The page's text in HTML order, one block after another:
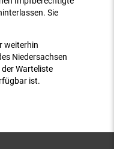
Sie
weiterhin
Niedersachsen
Warteliste
ist.